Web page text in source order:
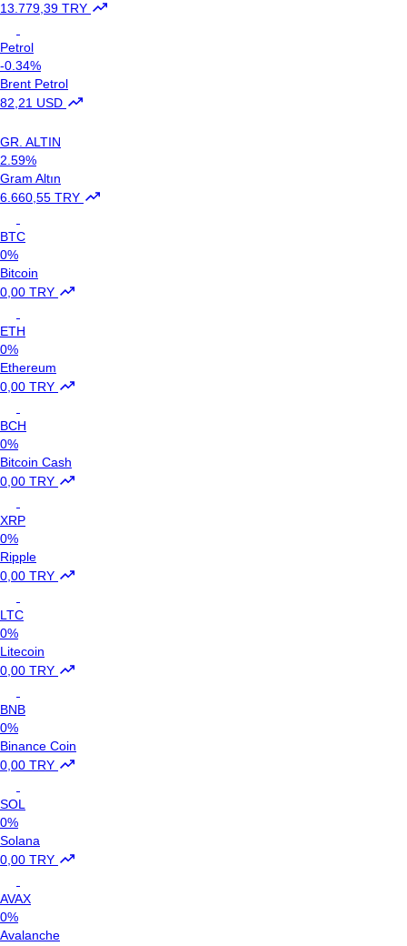
13.779,39 TRY
Petrol
-0.34%
Brent Petrol
82,21 USD
GR. ALTIN
2.59%
Gram Altın
6.660,55 TRY
BTC
0%
Bitcoin
0,00 TRY
ETH
0%
Ethereum
0,00 TRY
BCH
0%
Bitcoin Cash
0,00 TRY
XRP
0%
Ripple
0,00 TRY
LTC
0%
Litecoin
0,00 TRY
BNB
0%
Binance Coin
0,00 TRY
SOL
0%
Solana
0,00 TRY
AVAX
0%
Avalanche